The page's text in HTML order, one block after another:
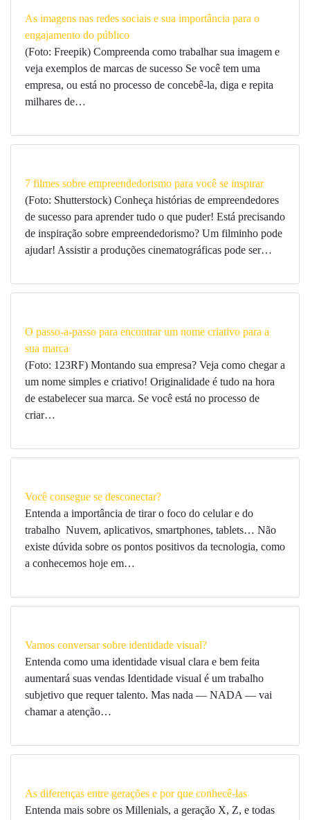
As imagens nas redes sociais e sua importância para o
engajamento do público
(Foto: Freepik) Compreenda como trabalhar sua imagem e
veja exemplos de marcas de sucesso Se você tem uma
empresa, ou está no processo de concebê-la, diga e repita
milhares de…
7 filmes sobre empreendedorismo para você se inspirar
(Foto: Shutterstock) Conheça histórias de empreendedores
de sucesso para aprender tudo o que puder! Está precisando
de inspiração sobre empreendedorismo? Um filminho pode
ajudar! Assistir a produções cinematográficas pode ser…
O passo-a-passo para encontrar um nome criativo para a
sua marca
(Foto: 123RF) Montando sua empresa? Veja como chegar a
um nome simples e criativo! Originalidade é tudo na hora
de estabelecer sua marca. Se você está no processo de
criar…
Você consegue se desconectar?
Entenda a importância de tirar o foco do celular e do
trabalho Nuvem, aplicativos, smartphones, tablets… Não
existe dúvida sobre os pontos positivos da tecnologia, como
a conhecemos hoje em…
Vamos conversar sobre identidade visual?
Entenda como uma identidade visual clara e bem feita
aumentará suas vendas Identidade visual é um trabalho
subjetivo que requer talento. Mas nada — NADA — vai
chamar a atenção…
As diferenças entre gerações e por que conhecê-las
Entenda mais sobre os Millenials, a geração X, Z, e todas